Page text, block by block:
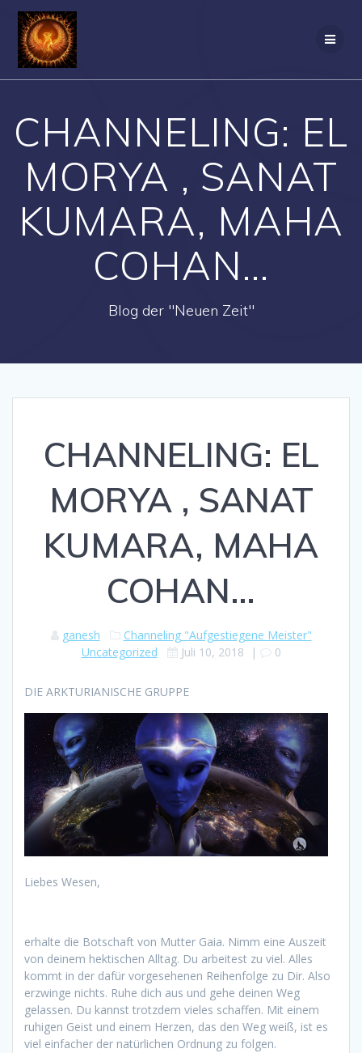
CHANNELING: EL
MORYA , SANAT
KUMARA, MAHA
COHAN…
Blog der "Neuen Zeit"
CHANNELING: EL
MORYA , SANAT
KUMARA, MAHA
COHAN…
ganesh
Channeling "Aufgestiegene Meister"
Uncategorized
Juli 10, 2018 | 0
DIE ARKTURIANISCHE GRUPPE
Liebes Wesen,
erhalte die Botschaft von Mutter Gaia. Nimm eine Auszeit
von deinem hektischen Alltag. Du arbeitest zu viel. Alles
kommt in der dafür vorgesehenen Reihenfolge zu Dir. Also
erzwinge nichts. Ruhe dich aus und gehe deinen Weg
gelassen. Du kannst trotzdem vieles schaffen. Mit einem
ruhigen Geist und einem Herzen, das den Weg weiß, ist es
viel einfacher der natürlichen Ordnung zu folgen.